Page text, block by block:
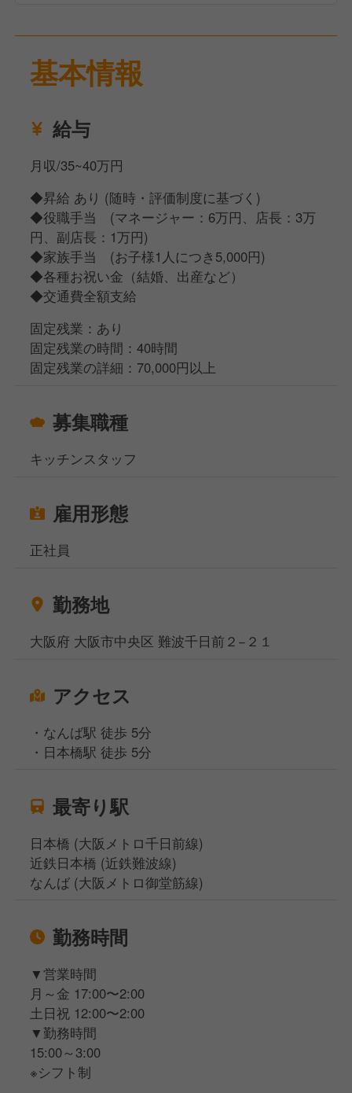
そのような志を持って、ご活躍いただきたく思ってお
基本情報
給与
月収/35~40万円
◆昇給 あり (随時・評価制度に基づく)
◆役職手当 (マネージャー：6万円、店長：3万
円、副店長：1万円)
◆家族手当 (お子様1人につき5,000円)
◆各種お祝い金（結婚、出産など）
◆交通費全額支給
固定残業：あり
固定残業の時間：40時間
固定残業の詳細：70,000円以上
募集職種
キッチンスタッフ
雇用形態
正社員
勤務地
大阪府 大阪市中央区 難波千日前２−２１
アクセス
・なんば駅 徒歩 5分
・日本橋駅 徒歩 5分
最寄り駅
日本橋 (大阪メトロ千日前線)
近鉄日本橋 (近鉄難波線)
なんば (大阪メトロ御堂筋線)
勤務時間
▼営業時間
月～金 17:00〜2:00
土日祝 12:00〜2:00
▼勤務時間
15:00～3:00
※シフト制